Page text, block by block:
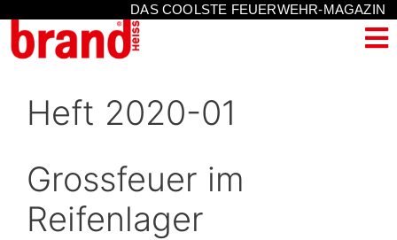
DAS COOLSTE FEUERWEHR-MAGAZIN
Heft 2020-01
Grossfeuer im
Reifenlager